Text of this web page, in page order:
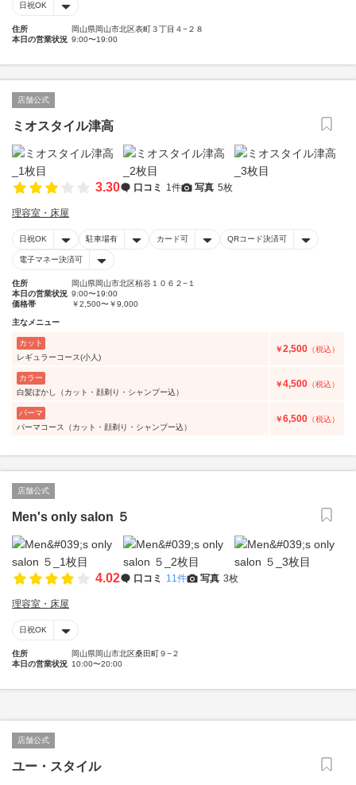
日祝OK
住所
岡山県岡山市北区表町３丁目４−２８
本日の営業状況 9:00〜19:00
店舗公式
ミオスタイル津高
3.30 口コミ 1件 写真 5枚
理容室・床屋
日祝OK 駐車場有 カード可 QRコード決済可
電子マネー決済可
住所
岡山県岡山市北区栢谷１０６２−１
本日の営業状況 9:00〜19:00
価格帯
￥2,500〜￥9,000
主なメニュー
カット
レギュラーコース(小人)
￥2,500 （税込）
カラー
白髪ぼかし（カット・顔剃り・シャンプー込）
￥4,500 （税込）
パーマ
パーマコース（カット・顔剃り・シャンプー込）
￥6,500 （税込）
店舗公式
Men's only salon ５
4.02 口コミ 11件 写真 3枚
理容室・床屋
日祝OK
住所
岡山県岡山市北区桑田町９−２
本日の営業状況 10:00〜20:00
店舗公式
ユー・スタイル